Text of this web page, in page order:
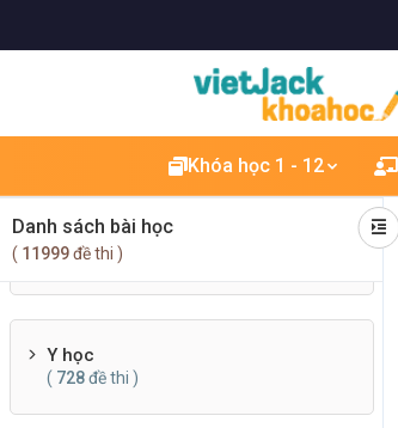
Khóa học 1 - 12
Danh sách bài học
( 11999đề thi )
(285đề thi )
Luật
(391đề thi )
Y học
( 728đề thi )